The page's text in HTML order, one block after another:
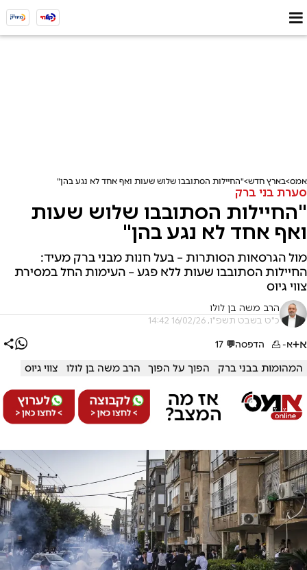
אמס בארץ חדש "החיילות הסתובבו שלוש שעות ואף אחד לא נגע בהן"
סערת בני ברק
"החיילות הסתובבו שלוש שעות
ואף אחד לא נגע בהן"
מול הגרסאות הסותרות – בעל חנות מבני ברק מעיד:
החיילות הסתובבו שעות ללא פגע – העימות החל במסירת
צווי גיוס
הרב משה בן לולו
כ"ט בשבט תשפ"ו, 16/02/26 14:42
א+א- הדפסה💬
17
המהומות בבני ברק הפוך על הפוך הרב משה בן לולו צווי גיוס